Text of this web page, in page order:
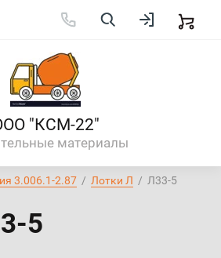
"КСМ-22"
материалы
3.006.1-2.87
  /
Лотки Л
  /  Л33-5
5